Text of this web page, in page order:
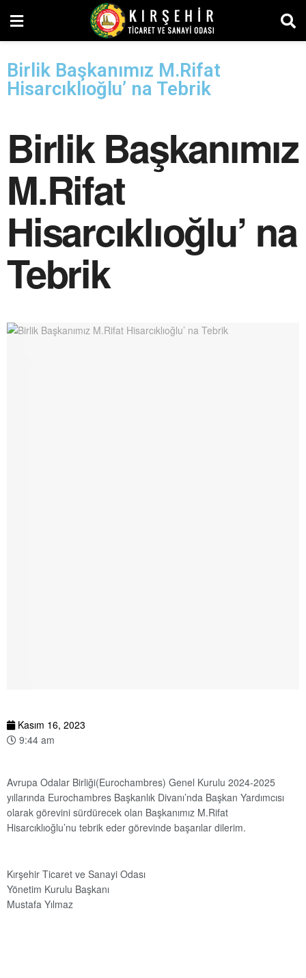
Birlik Başkanımız M.Rifat
Hisarcıklıoğlu’ na Tebrik
Birlik Başkanımız
M.Rifat
Hisarcıklıoğlu’ na
Tebrik
Kasım 16, 2023
9:44 am
Avrupa Odalar Birliği(Eurochambres) Genel Kurulu 2024-2025
yıllarında Eurochambres Başkanlık Divanı’nda Başkan Yardımcısı
olarak görevini sürdürecek olan Başkanımız M.Rifat
Hisarcıklıoğlu’nu tebrik eder görevinde başarılar dilerim.
Kırşehir Ticaret ve Sanayi Odası
Yönetim Kurulu Başkanı
Mustafa Yılmaz